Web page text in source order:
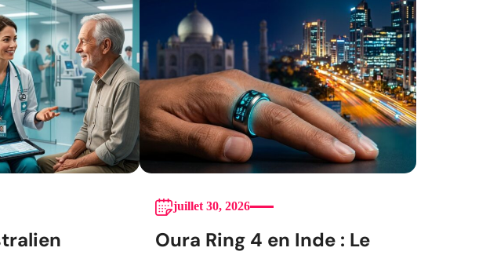
juillet 30, 2026
Oura Ring 4 en Inde : Le